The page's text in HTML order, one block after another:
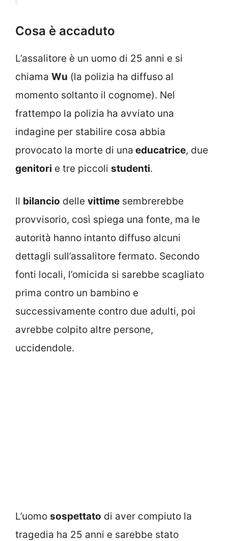
Cosa è accaduto
L’assalitore è un uomo di 25 anni e si
chiama Wu (la polizia ha diffuso al
momento soltanto il cognome). Nel
frattempo la polizia ha avviato una
indagine per stabilire cosa abbia
provocato la morte di una educatrice, due
genitori e tre piccoli studenti.
Il bilancio delle vittime sembrerebbe
provvisorio, così spiega una fonte, ma le
autorità hanno intanto diffuso alcuni
dettagli sull’assalitore fermato. Secondo
fonti locali, l’omicida si sarebbe scagliato
prima contro un bambino e
successivamente contro due adulti, poi
avrebbe colpito altre persone,
uccidendole.
L’uomo sospettato di aver compiuto la
tragedia ha 25 anni e sarebbe stato